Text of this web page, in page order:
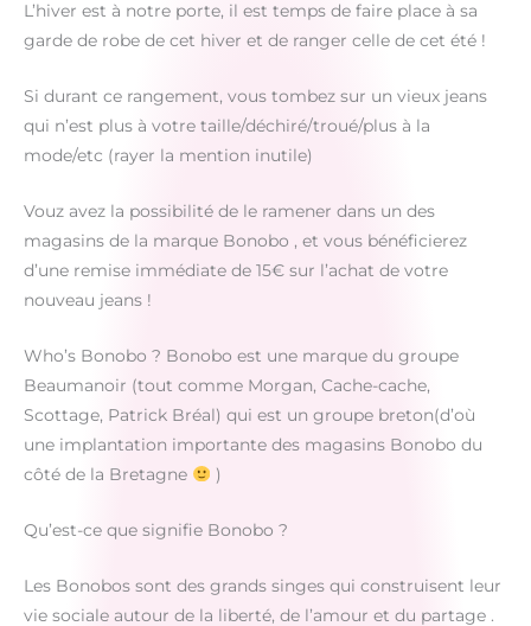
L’hiver est à notre porte, il est temps de faire place à sa
garde de robe de cet hiver et de ranger celle de cet été !
Si durant ce rangement, vous tombez sur un vieux jeans
qui n’est plus à votre taille/déchiré/troué/plus à la
mode/etc (rayer la mention inutile)
Vouz avez la possibilité de le ramener dans un des
magasins de la marque Bonobo , et vous bénéficierez
d’une remise immédiate de 15€ sur l’achat de votre
nouveau jeans !
Who’s Bonobo ? Bonobo est une marque du groupe
Beaumanoir (tout comme Morgan, Cache-cache,
Scottage, Patrick Bréal) qui est un groupe breton(d’où
une implantation importante des magasins Bonobo du
côté de la Bretagne
)
Qu’est-ce que signifie Bonobo ?
Les Bonobos sont des grands singes qui construisent leur
vie sociale autour de la liberté, de l’amour et du partage .